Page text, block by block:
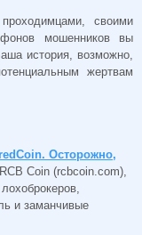
своими
мошенников вы
история, возможно,
жертвам
Осторожно,
Coin (rcbcoin.com),
и заманчивые